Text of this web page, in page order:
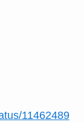
11462489